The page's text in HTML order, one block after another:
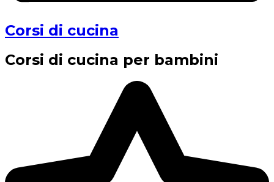
Corsi di cucina
Corsi di cucina per bambini